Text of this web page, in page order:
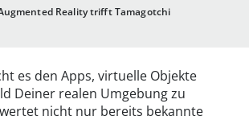
Reality trifft Tamagotchi
es den Apps, virtuelle Objekte
Deiner realen Umgebung zu
nicht nur bereits bekannte